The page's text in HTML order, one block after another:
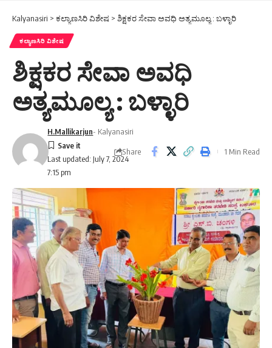
Kalyanasiri > ಕಲ್ಯಾಣಸಿರಿ ವಿಶೇಷ > ಶಿಕ್ಷಕರ ಸೇವಾ ಅವಧಿ ಅತ್ಯಮೂಲ್ಯ : ಬಳ್ಳಾರಿ
ಕಲ್ಯಾಣಸಿರಿ ವಿಶೇಷ
ಶಿಕ್ಷಕರ ಸೇವಾ ಅವಧಿ
ಅತ್ಯಮೂಲ್ಯ : ಬಳ್ಳಾರಿ
Last updated: July 7, 2024
7:15 pm
H.Mallikarjun- Kalyanasiri
Share 1 Min Read